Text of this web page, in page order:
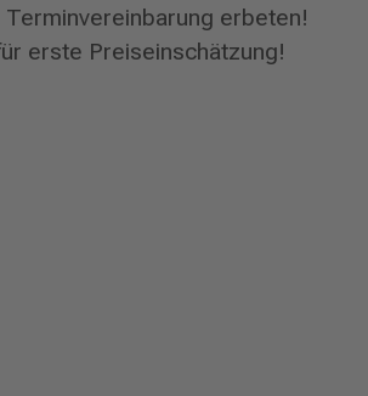
erbeten!
erste Preiseinschätzung!